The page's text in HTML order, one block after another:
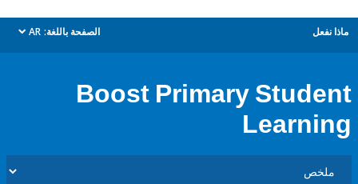
الصفحة باللغة: AR
dropdown
Boost Primary